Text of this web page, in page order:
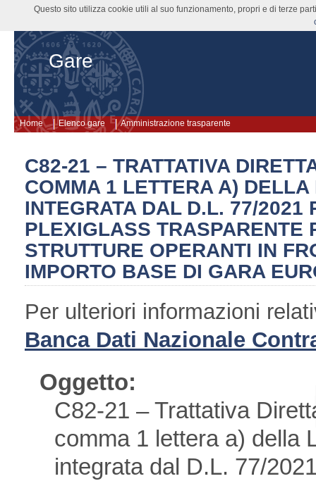
Gare
Home Elenco gare Amministrazione trasparente
C82-21 – TRATTATIVA
COMMA 1 LETTERA A)
INTEGRATA DAL D.L. 77/2021
PLEXIGLASS TRASPARENTE
STRUTTURE OPERANTI IN
IMPORTO BASE DI GARA
Per ulteriori informazioni
Banca Dati Nazionale
Oggetto:
C82-21 – Trattativa
comma 1 lettera a) della
integrata dal D.L. 77/
Questo sito utilizza cookie utili al suo funzionamento, propri e di terze